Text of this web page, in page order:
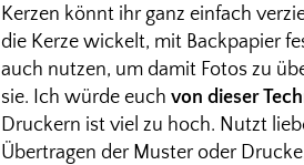
Kerzen könnt ihr ganz einfach
die Kerze wickelt, mit Backpapier
auch nutzen, um damit Fotos zu
sie. Ich würde euch von dieser
Druckern ist viel zu hoch. Nutzt
Übertragen der Muster oder